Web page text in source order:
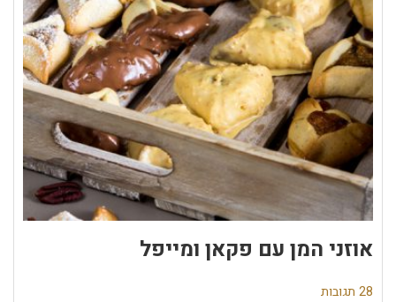
אוזני המן עם פקאן ומייפל
28 תגובות